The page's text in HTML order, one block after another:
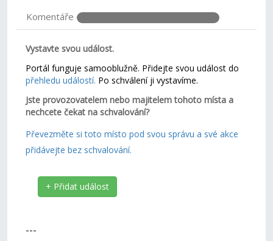
Komentáře
Vystavte svou událost.
Portál funguje samooblužně. Přidejte svou událost do
přehledu událostí. Po schválení ji vystavíme.
Jste provozovatelem nebo majitelem tohoto místa a
nechcete čekat na schvalování?
Převezměte si toto místo pod svou správu a své akce
přidávejte bez schvalování.
+ Přidat událost
---